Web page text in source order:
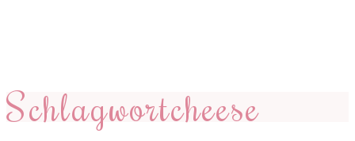
Schlagwortcheese